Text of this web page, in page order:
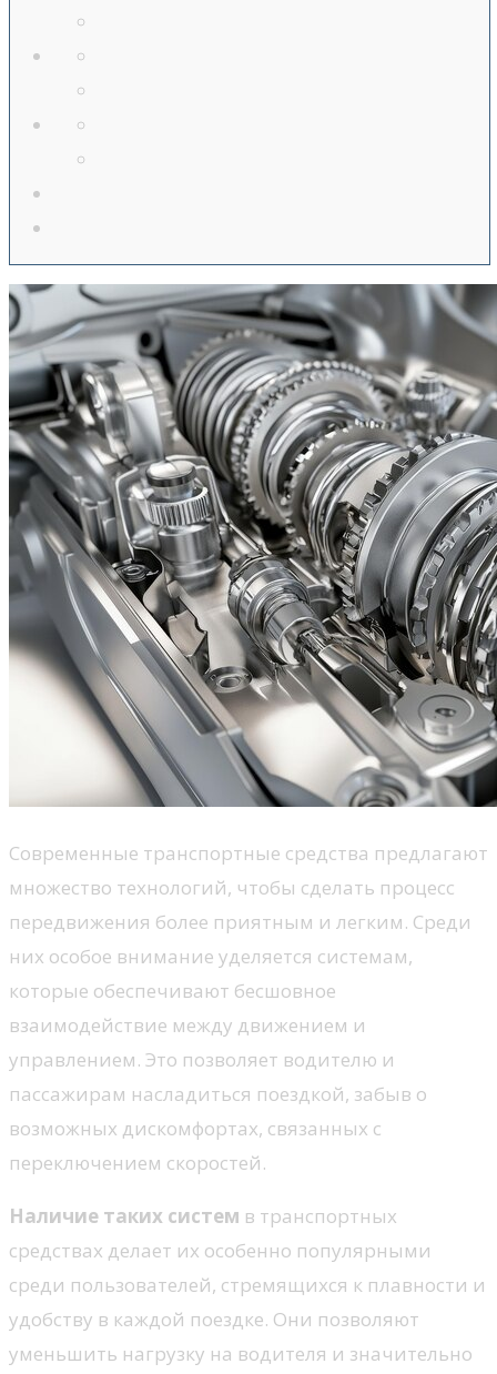
Современные транспортные средства предлагают
множество технологий, чтобы сделать процесс
передвижения более приятным и легким. Среди
них особое внимание уделяется системам,
которые обеспечивают бесшовное
взаимодействие между движением и
управлением. Это позволяет водителю и
пассажирам насладиться поездкой, забыв о
возможных дискомфортах, связанных с
переключением скоростей.
Наличие таких систем в транспортных
средствах делает их особенно популярными
среди пользователей, стремящихся к плавности и
удобству в каждой поездке. Они позволяют
уменьшить нагрузку на водителя и значительно